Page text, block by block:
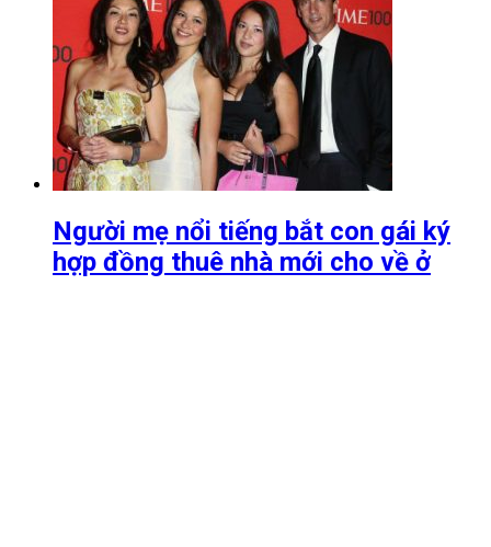
Người mẹ nổi tiếng bắt con gái ký
hợp đồng thuê nhà mới cho về ở